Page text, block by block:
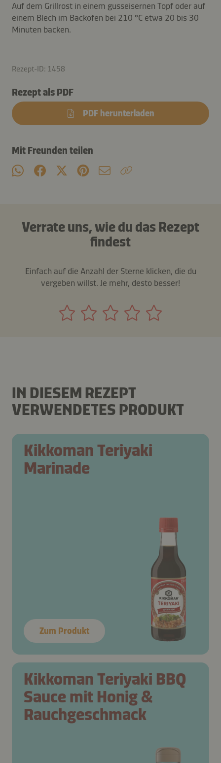
Auf dem Grillrost in einem gusseisernen Topf oder auf
einem Blech im Backofen bei 210 °C etwa 20 bis 30
Minuten backen.
Rezept-ID: 1458
Rezept als PDF
PDF herunterladen
Mit Freunden teilen
Verrate uns, wie du das Rezept
findest
Einfach auf die Anzahl der Sterne klicken, die du
vergeben willst. Je mehr, desto besser!
IN DIESEM REZEPT
VERWENDETES PRODUKT
Kikkoman Teriyaki
Marinade
Zum Produkt
Kikkoman Teriyaki BBQ
Sauce mit Honig &
Rauchgeschmack